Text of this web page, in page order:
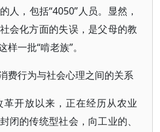
人，包括“4050”人员。显然，
会化方面的失误，是父母的教
一批“啃老族”。
费行为与社会心理之间的关系
革开放以来，正在经历从农业
闭的传统型社会，向工业的、